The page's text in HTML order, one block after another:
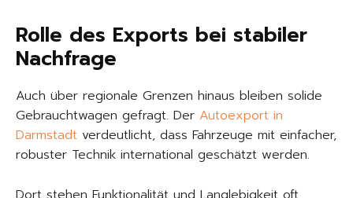
Rolle des Exports bei stabiler
Nachfrage
Auch über regionale Grenzen hinaus bleiben solide
Gebrauchtwagen gefragt. Der Autoexport in
Darmstadt verdeutlicht, dass Fahrzeuge mit einfacher,
robuster Technik international geschätzt werden.